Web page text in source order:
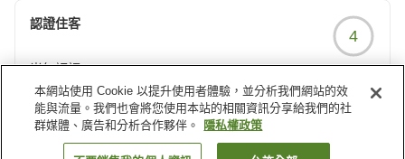
認證住客
4
尚無評語
回報 有幫助
本網站使用 Cookie 以提升使用者體驗，並分析我們網站的效
能與流量。我們也會將您使用本站的相關資訊分享給我們的社
群媒體、廣告和分析合作夥伴。
隱私權政策